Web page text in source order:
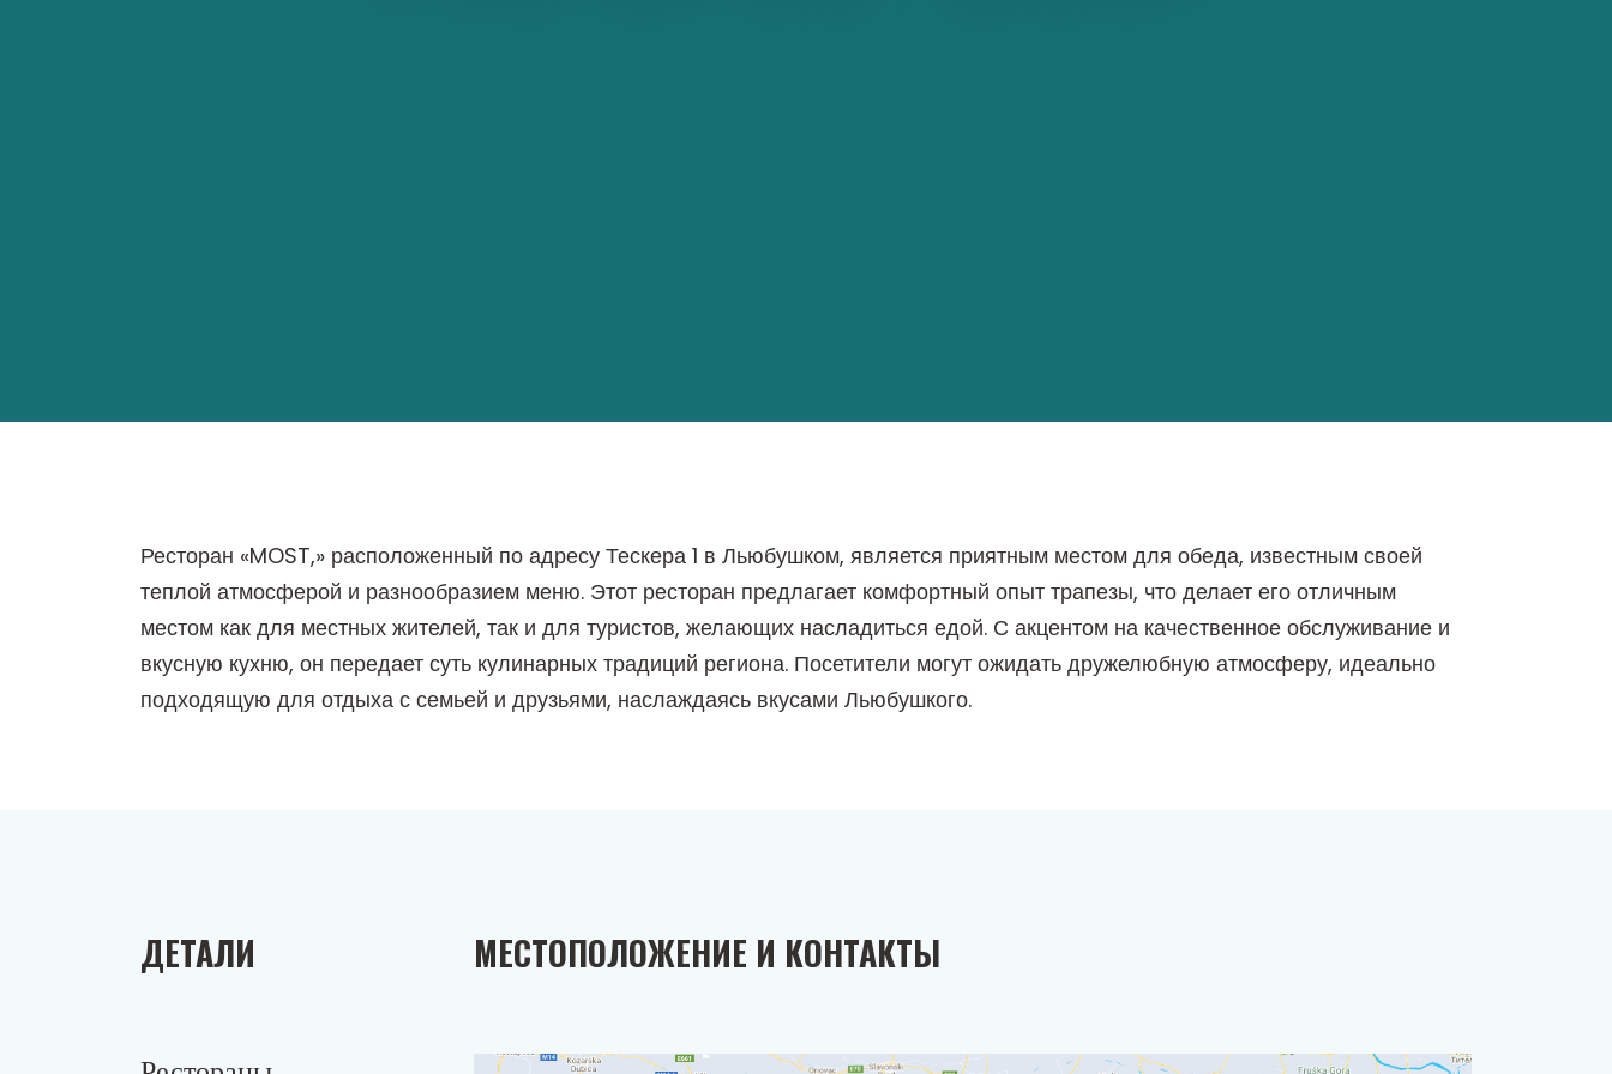
Ресторан «MOST,» расположенный по адресу Тескера 1 в Льюбушком, является приятным местом для обеда, известным своей
теплой атмосферой и разнообразием меню. Этот ресторан предлагает комфортный опыт трапезы, что делает его отличным
местом как для местных жителей, так и для туристов, желающих насладиться едой. С акцентом на качественное обслуживание и
вкусную кухню, он передает суть кулинарных традиций региона. Посетители могут ожидать дружелюбную атмосферу, идеально
подходящую для отдыха с семьей и друзьями, наслаждаясь вкусами Льюбушкого.
ДЕТАЛИ МЕСТОПОЛОЖЕНИЕ И КОНТАКТЫ